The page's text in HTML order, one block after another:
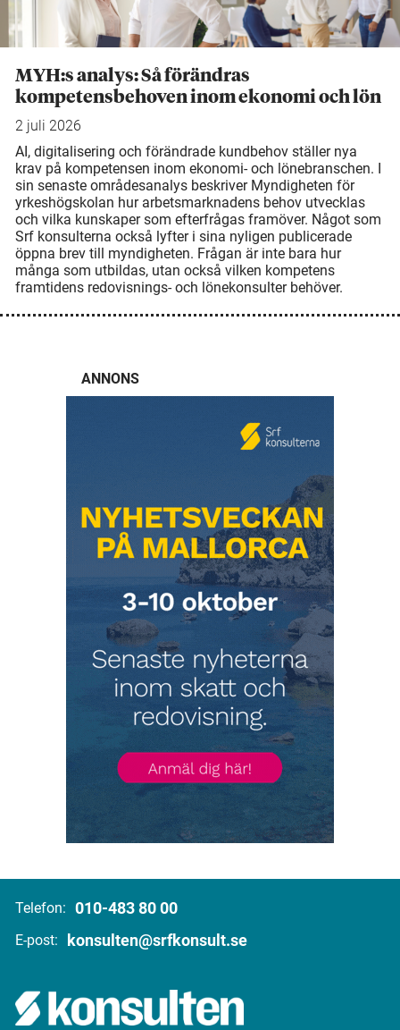
MYH:s analys: Så förändras
kompetensbehoven inom ekonomi och lön
2 juli 2026
AI, digitalisering och förändrade kundbehov ställer nya
krav på kompetensen inom ekonomi- och lönebranschen. I
sin senaste områdesanalys beskriver Myndigheten för
yrkeshögskolan hur arbetsmarknadens behov utvecklas
och vilka kunskaper som efterfrågas framöver. Något som
Srf konsulterna också lyfter i sina nyligen publicerade
öppna brev till myndigheten. Frågan är inte bara hur
många som utbildas, utan också vilken kompetens
framtidens redovisnings- och lönekonsulter behöver.
ANNONS
Telefon: 010-483 80 00
E-post: konsulten@srfkonsult.se